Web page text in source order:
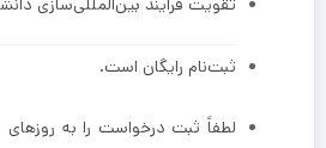
تقویت فرایند بین‌المللی‌سازی
ثبت‌نام رایگان است.
لطفاً ثبت درخواست را به روزهای